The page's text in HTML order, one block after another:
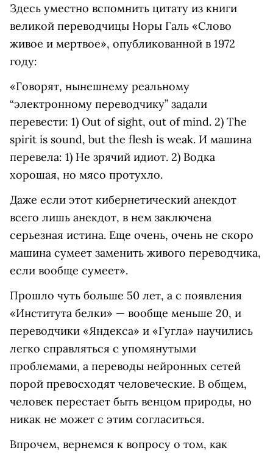
Здесь уместно вспомнить цитату из книги
великой переводчицы Норы Галь «Слово
живое и мертвое», опубликованной в 1972
году:
«Говорят, нынешнему реальному
“электронному переводчику” задали
перевести: 1) Out of sight, out of mind. 2) The
spirit is sound, but the flesh is weak. И машина
перевела: 1) Не зрячий идиот. 2) Водка
хорошая, но мясо протухло.
Даже если этот кибернетический анекдот
всего лишь анекдот, в нем заключена
серьезная истина. Еще очень, очень не скоро
машина сумеет заменить живого переводчика,
если вообще сумеет».
Прошло чуть больше 50 лет, а с появления
«Института белки» — вообще меньше 20, и
переводчики «Яндекса» и «Гугла» научились
легко справляться с упомянутыми
проблемами, а переводы нейронных сетей
порой превосходят человеческие. В общем,
человек перестает быть венцом природы, но
никак не может с этим согласиться.
Впрочем, вернемся к вопросу о том, как